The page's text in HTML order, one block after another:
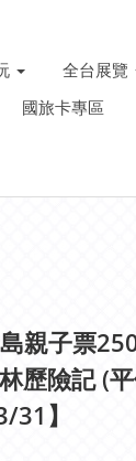
全台展覽
國旅卡專區
親子票
歷險記 (
31】